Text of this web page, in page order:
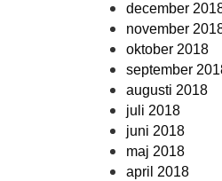
december
november
oktober 2018
september
augusti 2018
juli 2018
juni 2018
maj 2018
april 2018